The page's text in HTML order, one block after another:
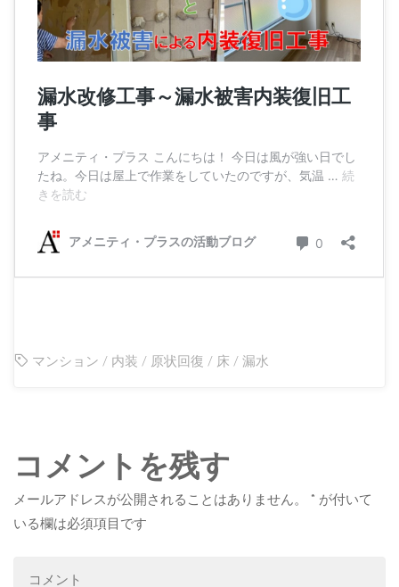
マンション / 内装 / 原状回復 / 床 / 漏水
コメントを残す
メールアドレスが公開されることはありません。 * が付いて
いる欄は必須項目です